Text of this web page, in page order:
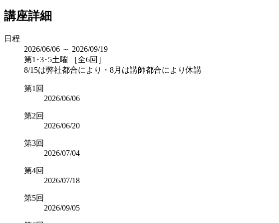
講座詳細
日程
2026/06/06 ～ 2026/09/19
第1･3･5土曜 ［全6回］
8/15は弊社都合により・8月は講師都合により休講
第1回
2026/06/06
第2回
2026/06/20
第3回
2026/07/04
第4回
2026/07/18
第5回
2026/09/05